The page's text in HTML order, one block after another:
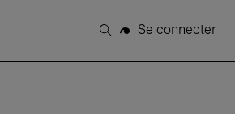
Rechercher
Se connecter